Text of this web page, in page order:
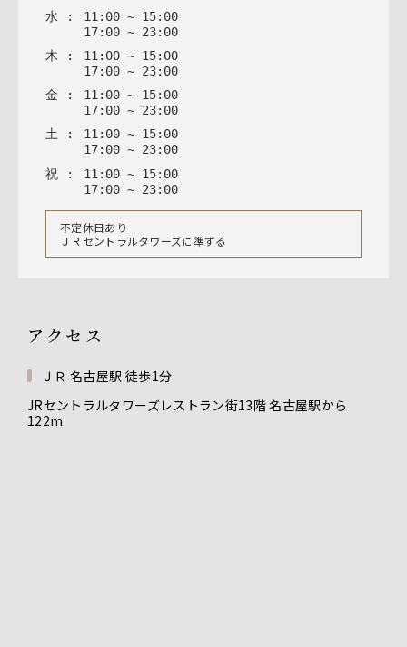
水 : 11 : 00 ~ 15: 00
17: 00 ~ 23: 00
木 : 11 : 00 ~ 15: 00
17: 00 ~ 23: 00
金 : 11: 00 ~ 15: 00
17: 00 ~ 23: 00
土 : 11: 00 ~ 15: 00
17: 00 ~ 23: 00
祝 : 11 : 00 ~ 15: 00
17: 00 ~ 23: 00
不定休日あり
ＪＲセントラルタワーズに準ずる
アクセス
ＪＲ 名古屋駅 徒歩1分
JRセントラルタワーズレストラン街13階 名古屋駅から
122m